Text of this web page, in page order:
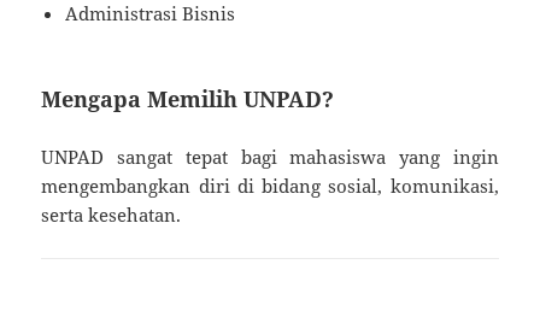
Administrasi Bisnis
Mengapa Memilih UNPAD?
UNPAD sangat tepat bagi mahasiswa yang ingin
mengembangkan diri di bidang sosial, komunikasi,
serta kesehatan.